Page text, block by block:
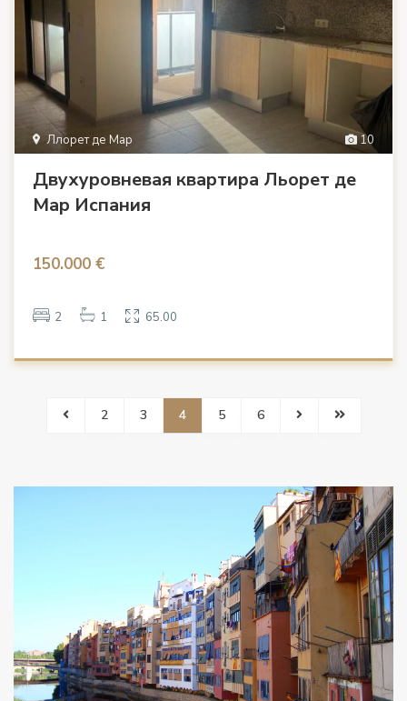
10
Ллорет де Мар
Двухуровневая квартира Льорет де
Мар Испания
150.000 €
2 1 65.00
2 3 4 5 6